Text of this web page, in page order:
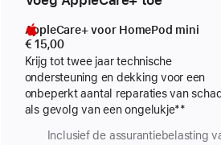
AppleCare+ voor HomePod mini
€ 15,00
Krijg tot twee jaar technische
ondersteuning en dekking voor een
onbeperkt aantal reparaties van
als gevolg van een ongelukjeVoetnoot
**
Inclusief de assurantiebelasting